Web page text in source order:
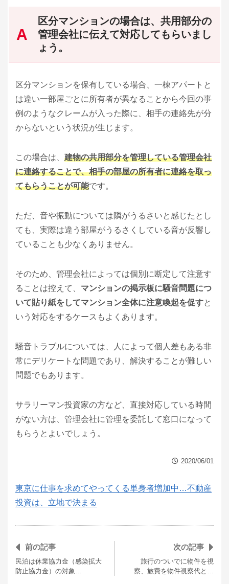
区分マンションの場合は、共用部分の
管理会社に伝えて対応してもらいまし
ょう。
区分マンションを保有している場合、一棟アパートと
は違い一部屋ごとに所有者が異なることから今回の事
例のようなクレームが入った際に、相手の連絡先が分
からないという状況が生じます。
この場合は、 建物の共用部分を管理している管理会社
に連絡することで、相手の部屋の所有者に連絡を取っ
てもらうことが可能です。
ただ、音や振動については隣がうるさいと感じたとし
ても、実際は違う部屋がうるさくしている音が反響し
ていることも少なくありません。
そのため、管理会社によっては個別に断定して注意す
ることは控えて、 マンションの掲示板に騒音問題につ
いて貼り紙をしてマンション全体に注意喚起を促すと
いう対応をするケースもよくあります。
騒音トラブルについては、人によって個人差もある非
常にデリケートな問題であり、解決することが難しい
問題でもあります。
サラリーマン投資家の方など、直接対応している時間
がない方は、管理会社に管理を委託して窓口になって
もらうとよいでしょう。
2020/06/01
東京に仕事を求めてやってくる単身者増加中…不動産
投資は、立地で決まる
前の記事
民泊は休業協力金（感染拡大
防止協力金）の対象…
次の記事
旅行のついでに物件を視
察、旅費を物件視察代と…